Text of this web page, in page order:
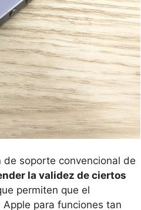
de soporte convencional de
la validez de ciertos
permiten que el
para funciones tan